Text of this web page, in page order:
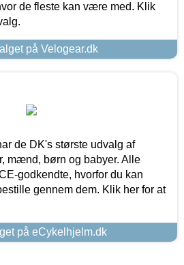
de fleste kan være med. Klik
på Velogear.dk
de DK's største udvalg af
mænd, børn og babyer. Alle
godkendte, hvorfor du kan
gennem dem. Klik her for at
på eCykelhjelm.dk